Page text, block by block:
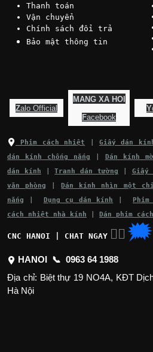
Thanh toán
Vận chuyển
Chính sách đổi trả
Bảo mật thông tin
Zalo Official
MANG XA HOI
Facebook
Y
Phim cách nhiệt Giấy dán
dán kính chống nắng
Dán kính mờ
dán kính
Tranh dán tường Giấy
văn phòng
|Dán kính nhìn một
nắng
Dụng cụ dán kính
cách nhiệt nhà kính
Dán phim
CNC HANOI | CHAT NGAY 👉🏽 🗯
HANOI 📞 0963 64 1988
Địa chỉ: Biệt thự 19 NO4A, KĐT
Hà Nội